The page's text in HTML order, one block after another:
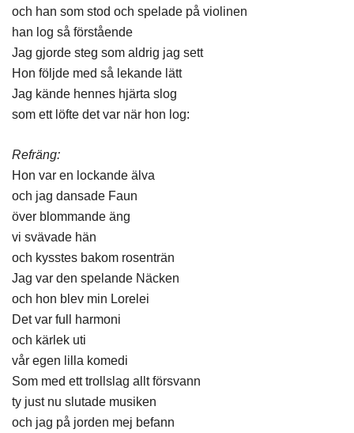
och han som stod och spelade på violinen
han log så förstående
Jag gjorde steg som aldrig jag sett
Hon följde med så lekande lätt
Jag kände hennes hjärta slog
som ett löfte det var när hon log:
Refräng:
Hon var en lockande älva
och jag dansade Faun
över blommande äng
vi svävade hän
och kysstes bakom rosenträn
Jag var den spelande Näcken
och hon blev min Lorelei
Det var full harmoni
och kärlek uti
vår egen lilla komedi
Som med ett trollslag allt försvann
ty just nu slutade musiken
och jag på jorden mej befann